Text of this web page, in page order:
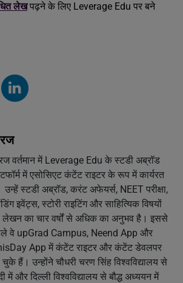
लेखपढ़ने के लिए Leverage Edu पर बने
वर्तमान में Leverage Edu के स्टडी अब्रॉड
में एसोसिएट कंटेंट राइटर के रूप में कार्यरत
उन्हें स्टडी अब्रॉड, करंट अफेयर्स, NEET परीक्षा,
इवेंट्स, स्टोरी राइटिंग और साहित्यिक विषयों
लेखन का चार वर्षों से अधिक का अनुभव है। इससे
वे upGrad Campus, Neend App और
App में कंटेंट राइटर और कंटेंट डेवलपर
चुके हैं। उन्होंने चौधरी चरण सिंह विश्वविद्यालय से
में और दिल्ली विश्वविद्यालय से बौद्ध अध्ययन में